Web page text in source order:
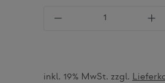
Produkt Anzahl:
inkl. 19% MwSt. zzgl.